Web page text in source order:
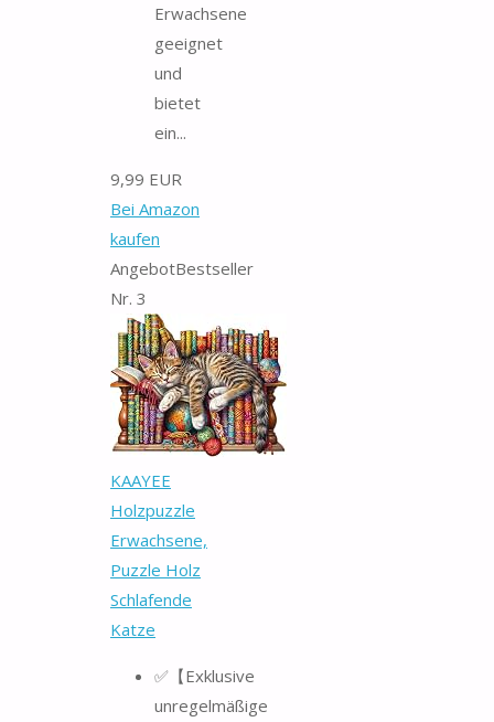
Erwachsene
geeignet
und
bietet
ein...
9,99 EUR
Bei Amazon
kaufen
AngebotBestseller
Nr. 3
KAAYEE
Holzpuzzle
Erwachsene,
Puzzle Holz
Schlafende
Katze
✅【Exklusive
unregelmäßige